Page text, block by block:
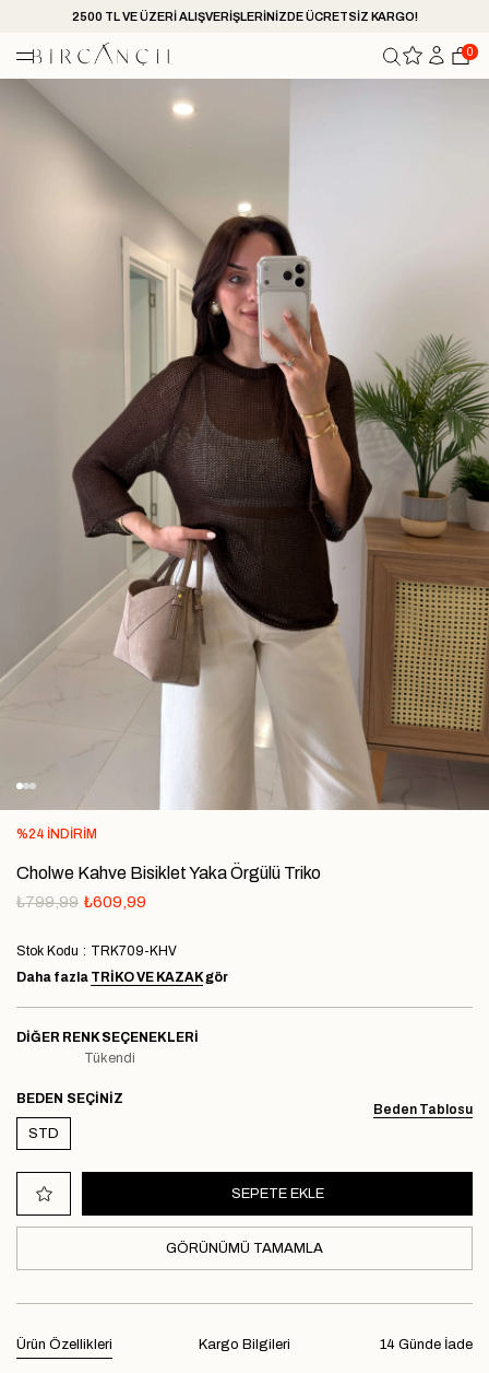
2500 TL VE ÜZERİ ALIŞVERİŞLERİNİZDE ÜCRETSİZ KARGO!
0
%24 İNDIRIM
Cholwe Kahve Bisiklet Yaka Örgülü Triko
₺799,99 ₺609,99
Stok Kodu
TRK709-KHV
Daha fazla TRIKO VE KAZAKgör
DIĞER RENK SEÇENEKLERI
Tükendi
Beden Tablosu
BEDEN
STD
GÖRÜNÜMÜ TAMAMLA
Ürün Özellikleri 14 Günde İade
Kargo Bilgileri